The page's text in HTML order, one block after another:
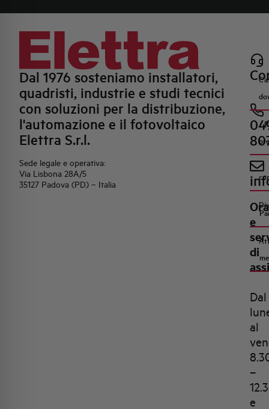
Dal 1976 sosteniamo installatori,
quadristi, industrie e studi tecnici
con soluzioni per la distribuzione,
l'automazione e il fotovoltaico
Elettra S.r.l.
Sede legale e operativa:
Via Lisbona 28A/5
35127 Padova (PD) – Italia
e
di
Dal
al
–
e